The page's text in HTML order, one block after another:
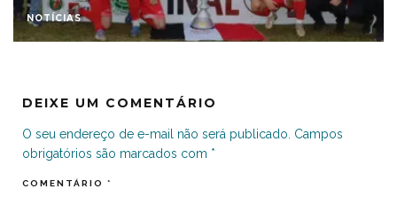
DEIXE UM COMENTÁRIO
O seu endereço de e-mail não será publicado. Campos
obrigatórios são marcados com *
COMENTÁRIO *